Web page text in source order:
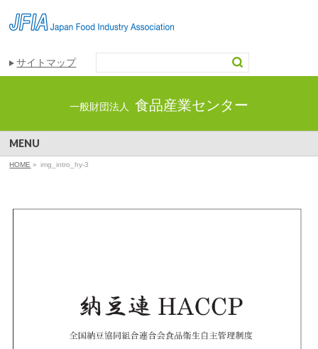
サイトマップ
一般財団法人 食品産業センター
MENU
HOME » img_intro_hy-3